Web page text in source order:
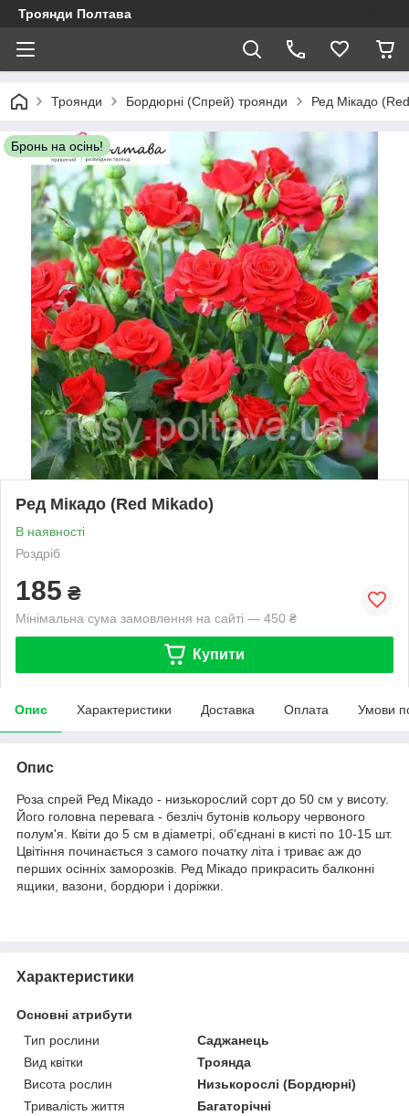
Троянди Полтава
Троянди Бордюрні (Спрей) троянди Ред Мікадо
Бронь на осінь!
Ред Мікадо (Red Mikado)
В наявності
Роздріб
185 ₴
Мінімальна сума замовлення на сайті — 450 ₴
Купити
Опис Характеристики Доставка Оплата Умови
Опис
Роза спрей Ред Мікадо - низькорослий сорт до 50 см у висоту.
Його головна перевага - безліч бутонів кольору червоного
полум'я. Квіти до 5 см в діаметрі, об'єднані в кисті по 10-15 шт.
Цвітіння починається з самого початку літа і триває аж до
перших осінніх заморозків. Ред Мікадо прикрасить балконні
ящики, вазони, бордюри і доріжки.
Характеристики
Основні атрибути
Тип рослини
Саджанець
Вид квітки
Троянда
Висота рослин
Низькорослі (Бордюрні)
Тривалість життя
Багаторічні